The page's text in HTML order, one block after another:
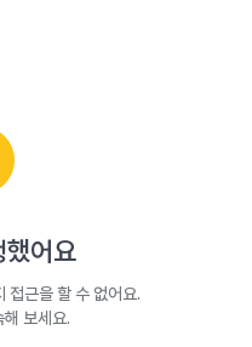
했어요
접근을 할 수 없어요.
해 보세요.